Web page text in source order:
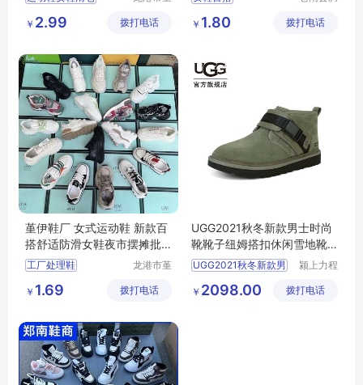
外贸直播女鞋
老爹鞋女鞋
￥ 2.99 拨打电话
运动鞋男
务商行
￥ 1.80 拨打电话
堇伊鞋厂 女式运动鞋 新款百
搭舒适防滑女鞋夜市摆摊批
发
工厂处理鞋
新款百搭舒适防滑女鞋批发
龙港市堇
￥ 1.69 拨打电话
UGG2021秋冬新款男士时尚
靴靴子纽姆搭扣休闲雪地靴 1
118570
UGG2021秋冬新款男
颍上力程
有限公司
￥ 2098.00 拨打电话